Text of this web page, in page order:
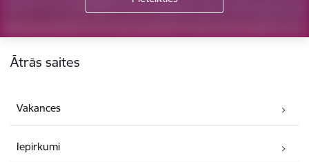
Ātrās saites
Vakances
Iepirkumi